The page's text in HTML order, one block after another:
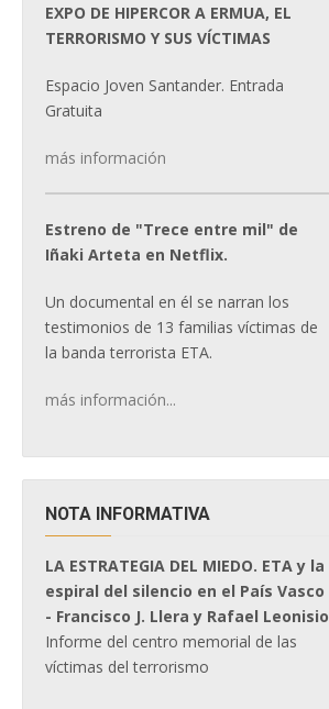
EXPO DE HIPERCOR A ERMUA, EL
TERRORISMO Y SUS VÍCTIMAS
Espacio Joven Santander. Entrada
Gratuita
más información
Estreno de "Trece entre mil" de
Iñaki Arteta en Netflix.
Un documental en él se narran los
testimonios de 13 familias víctimas de
la banda terrorista ETA.
más información...
NOTA INFORMATIVA
LA ESTRATEGIA DEL MIEDO. ETA y la
espiral del silencio en el País Vasco
- Francisco J. Llera y Rafael Leonisio
Informe del centro memorial de las
víctimas del terrorismo